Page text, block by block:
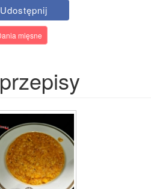
Udostępnij
mięsne